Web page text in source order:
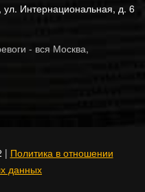
Интернациональная, д. 6
- вся Москва,
| Политика в отношении
данных